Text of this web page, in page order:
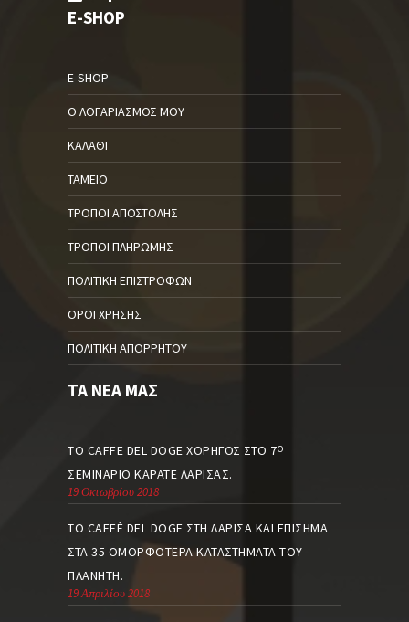
E-SHOP
E-SHOP
Ο ΛΟΓΑΡΙΑΣΜΌΣ ΜΟΥ
ΚΑΛΆΘΙ
ΤΑΜΕΊΟ
ΤΡΌΠΟΙ ΑΠΟΣΤΟΛΉΣ
ΤΡΌΠΟΙ ΠΛΗΡΩΜΉΣ
ΠΟΛΙΤΙΚΉ ΕΠΙΣΤΡΟΦΏΝ
ΌΡΟΙ ΧΡΉΣΗΣ
ΠΟΛΙΤΙΚΉ ΑΠΟΡΡΉΤΟΥ
ΤΑ ΝΈΑ ΜΑΣ
ΤΟ CAFFE DEL DOGE ΧΟΡΗΓΌΣ ΣΤΟ 7Ο
ΣΕΜΙΝΆΡΙΟ ΚΑΡΆΤΕ ΛΆΡΙΣΑΣ.
19 Οκτωβρίου 2018
ΤΟ CAFFÈ DEL DOGE ΣΤΗ ΛΆΡΙΣΑ ΚΑΙ ΕΠΊΣΗΜΑ
ΣΤΑ 35 ΟΜΟΡΦΌΤΕΡΑ ΚΑΤΑΣΤΉΜΑΤΑ ΤΟΥ
ΠΛΑΝΉΤΗ.
19 Απριλίου 2018